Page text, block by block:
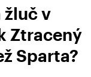
žluč v
Ztracený
Sparta?